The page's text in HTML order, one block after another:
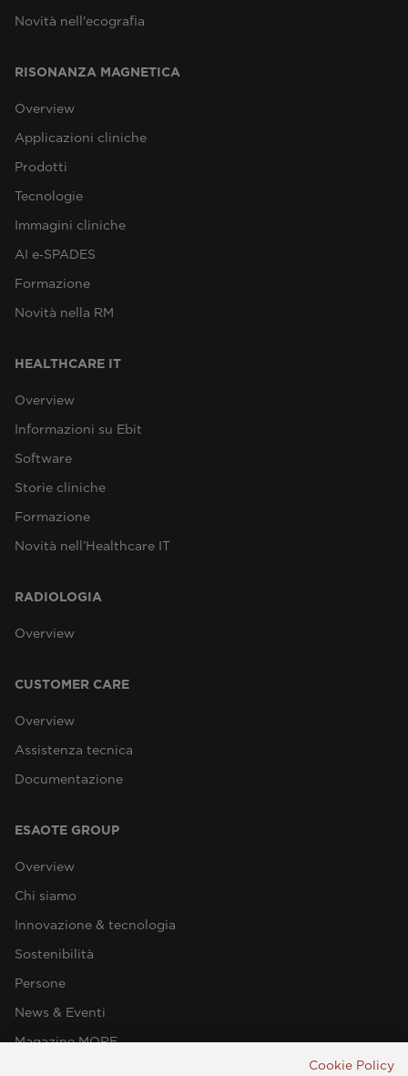
Novità nell'ecografia
RISONANZA MAGNETICA
Overview
Applicazioni cliniche
Prodotti
Tecnologie
Immagini cliniche
AI e‑SPADES
Formazione
Novità nella RM
HEALTHCARE IT
Overview
Informazioni su Ebit
Software
Storie cliniche
Formazione
Novità nell’Healthcare IT
RADIOLOGIA
Overview
CUSTOMER CARE
Overview
Assistenza tecnica
Documentazione
ESAOTE GROUP
Overview
Chi siamo
Innovazione & tecnologia
Sostenibilità
Persone
News & Eventi
Magazine MORE
Cookie Policy